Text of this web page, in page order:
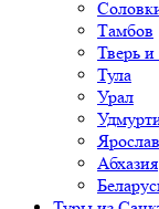
Тамбов
Тверь
Тула
Урал
Абхазия